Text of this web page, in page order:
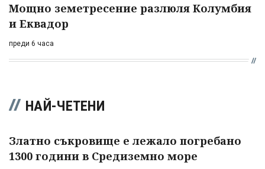
Мощно земетресение разлюля Колумбия
и Еквадор
преди 6 часа
НАЙ-ЧЕТЕНИ
Златно съкровище е лежало погребано
1300 години в Средиземно море